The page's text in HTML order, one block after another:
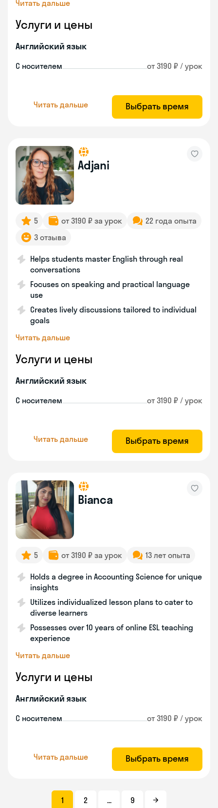
Читать дальше
Услуги и цены
Английский язык
С носителем от 3190 ₽ / урок
Читать дальше Выбрать время
Adjani
5 от 3190 ₽ за урок
22 года опыта
3 отзыва
Helps students master English through real
conversations
Focuses on speaking and practical language
use
Creates lively discussions tailored to individual
goals
Читать дальше
Услуги и цены
Английский язык
С носителем от 3190 ₽ / урок
Читать дальше Выбрать время
Bianca
5 от 3190 ₽ за урок 13 лет опыта
Holds a degree in Accounting Science for unique
insights
Utilizes individualized lesson plans to cater to
diverse learners
Possesses over 10 years of online ESL teaching
experience
Читать дальше
Услуги и цены
Английский язык
С носителем от 3190 ₽ / урок
Читать дальше Выбрать время
1 2 ... 9